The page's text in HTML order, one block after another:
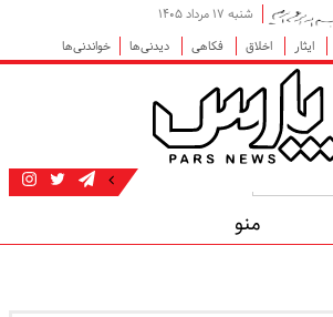
شنبه ۱۷ مرداد ۱۴۰۵
ایثار اخلاق فکاهی دیدنی‌ها خواندنی‌ها
منو